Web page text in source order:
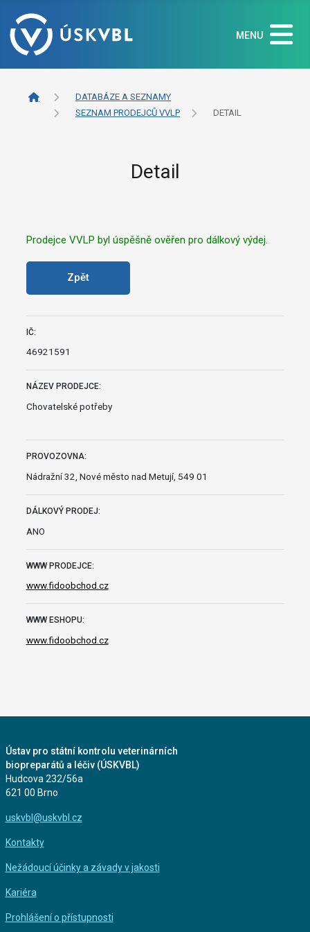
MENU
DATABÁZE A SEZNAMY
SEZNAM PRODEJCŮ VVLP
DETAIL
Detail
Prodejce VVLP byl úspěšně ověřen pro dálkový výdej.
Zpět
IČ:
46921591
NÁZEV PRODEJCE:
Chovatelské potřeby
PROVOZOVNA:
Nádražní 32, Nové město nad Metují, 549 01
DÁLKOVÝ PRODEJ:
ANO
WWW PRODEJCE:
www.fidoobchod.cz
WWW ESHOPU:
www.fidoobchod.cz
Ústav pro státní kontrolu veterinárních
biopreparátů a léčiv (ÚSKVBL)
Hudcova 232/56a
621 00 Brno
uskvbl@uskvbl.cz
Kontakty
Nežádoucí účinky a závady v jakosti
Kariéra
Prohlášení o přístupnosti